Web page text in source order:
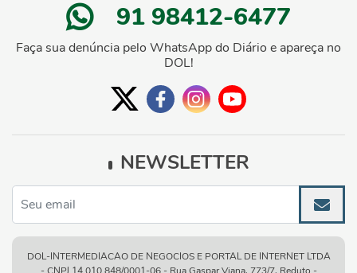
91 98412-6477
Faça sua denúncia pelo WhatsApp do Diário e apareça no
DOL!
NEWSLETTER
DOL-INTERMEDIACAO DE NEGOCIOS E PORTAL DE INTERNET LTDA